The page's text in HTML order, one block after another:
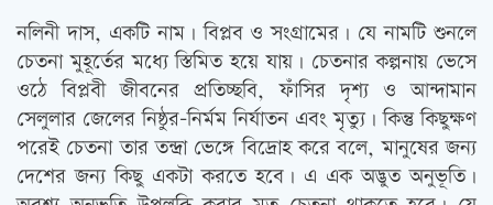
নলিনী দাস, একটি নাম। বিপ্লব ও সংগ্রামের। যে নামটি শুনলে
চেতনা মুহূর্তের মধ্যে স্তিমিত হয়ে যায়। চেতনার কল্পনায় ভেসে
ওঠে বিপ্লবী জীবনের প্রতিচ্ছবি, ফাঁসির দৃশ্য ও আন্দামান
সেলুলার জেলের নিষ্ঠুর-নির্মম নির্যাতন এবং মৃত্যু। কিন্তু কিছুক্ষণ
পরেই চেতনা তার তন্দ্রা ভেঙ্গে বিদ্রোহ করে বলে, মানুষের জন্য
দেশের জন্য কিছু একটা করতে হবে। এ এক অদ্ভুত অনুভূতি।